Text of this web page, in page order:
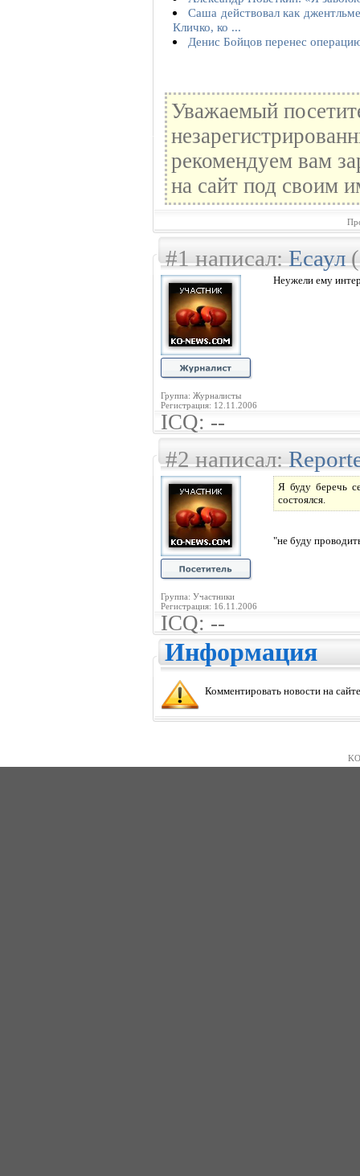
Саша действовал как
Кличко, ко ...
Денис Бойцов перенес
Уважаемый
рекомендуем вам
на сайт под своим
#1 написал:Есаул
Группа: Журналисты
Регистрация: 12.11.2006
Неужели ему
ICQ: --
#2 написал:
Группа: Участники
Регистрация: 16.11.2006
Я буду беречь
состоялся.
"не буду
ICQ: --
Информация
Комментировать новости на